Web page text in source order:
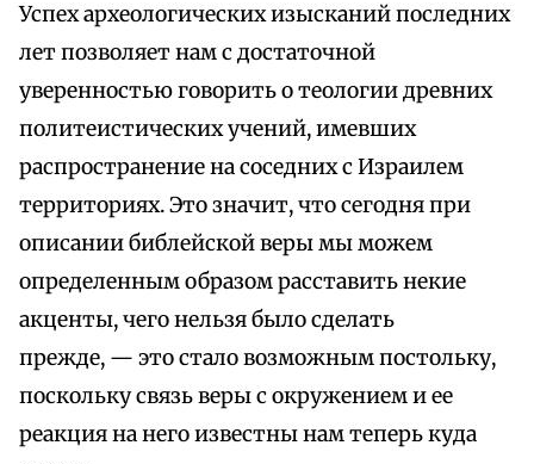
Успех археологических изысканий последних
лет позволяет нам с достаточной
уверенностью говорить о теологии древних
политеистических учений, имевших
распространение на соседних с Израилем
территориях. Это значит, что сегодня при
описании библейской веры мы можем
определенным образом расставить некие
акценты, чего нельзя было сделать
прежде, — это стало возможным постольку,
поскольку связь веры с окружением и ее
реакция на него известны нам теперь куда